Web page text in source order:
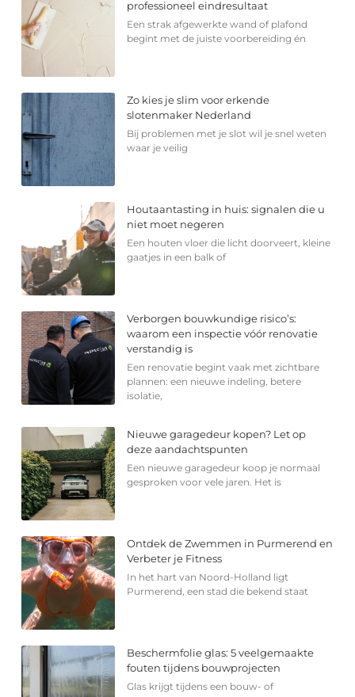
professioneel eindresultaat
Een strak afgewerkte wand of plafond
begint met de juiste voorbereiding én
Zo kies je slim voor erkende
slotenmaker Nederland
Bij problemen met je slot wil je snel weten
waar je veilig
Houtaantasting in huis: signalen die u
niet moet negeren
Een houten vloer die licht doorveert, kleine
gaatjes in een balk of
Verborgen bouwkundige risico’s:
waarom een inspectie vóór renovatie
verstandig is
Een renovatie begint vaak met zichtbare
plannen: een nieuwe indeling, betere
isolatie,
Nieuwe garagedeur kopen? Let op
deze aandachtspunten
Een nieuwe garagedeur koop je normaal
gesproken voor vele jaren. Het is
Ontdek de Zwemmen in Purmerend en
Verbeter je Fitness
In het hart van Noord-Holland ligt
Purmerend, een stad die bekend staat
Beschermfolie glas: 5 veelgemaakte
fouten tijdens bouwprojecten
Glas krijgt tijdens een bouw- of